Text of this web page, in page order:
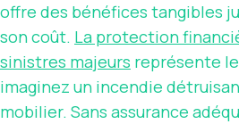
offre des bénéfices tangibles
son coût. La protection
sinistres majeurs représente
imaginez un incendie
mobilier. Sans assurance